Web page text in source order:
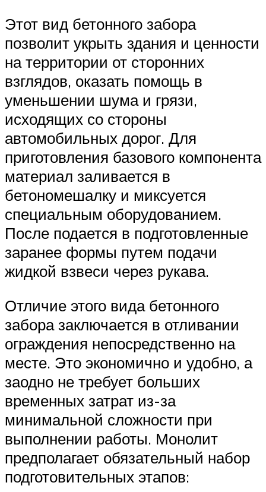
Этот вид бетонного забора
позволит укрыть здания и ценности
на территории от сторонних
взглядов, оказать помощь в
уменьшении шума и грязи,
исходящих со стороны
автомобильных дорог. Для
приготовления базового компонента
материал заливается в
бетономешалку и миксуется
специальным оборудованием.
После подается в подготовленные
заранее формы путем подачи
жидкой взвеси через рукава.
Отличие этого вида бетонного
забора заключается в отливании
ограждения непосредственно на
месте. Это экономично и удобно, а
заодно не требует больших
временных затрат из-за
минимальной сложности при
выполнении работы. Монолит
предполагает обязательный набор
подготовительных этапов: